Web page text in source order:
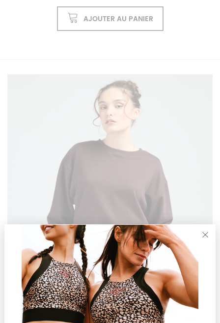
AJOUTER AU PANIER
29,90 €
Sweat Frida